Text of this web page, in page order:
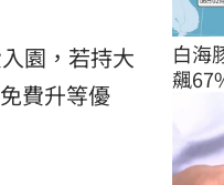
園，若持大
費升等優
白海
飆